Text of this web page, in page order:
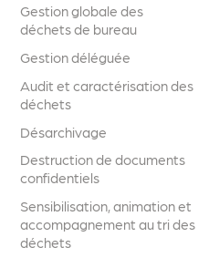
Gestion globale des
déchets de bureau
Gestion déléguée
Audit et caractérisation des
déchets
Désarchivage
Destruction de documents
confidentiels
Sensibilisation, animation et
accompagnement au tri des
déchets